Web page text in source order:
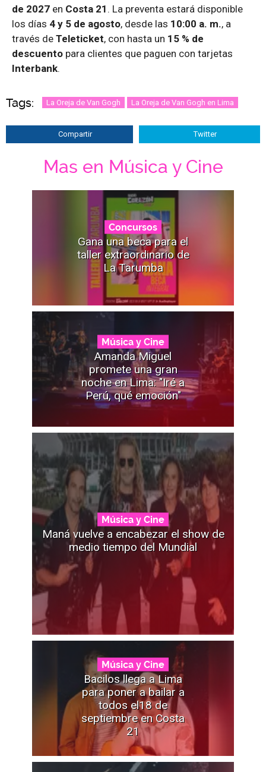
de 2027 en Costa 21 . La preventa estará disponible
los días 4 y 5 de agosto, desde las 10:00 a. m., a
través de Teleticket, con hasta un 15 % de
descuento para clientes que paguen con tarjetas
Interbank.
Tags: La Oreja de Van Gogh La Oreja de Van Gogh en Lima
Compartir Twitter
Mas en Música y Cine
Concursos
Gana una beca para el
taller extraordinario de
La Tarumba
Música y Cine
Amanda Miguel
promete una gran
noche en Lima: "Iré a
Perú, qué emoción"
Música y Cine
Maná vuelve a encabezar el show de
medio tiempo del Mundial
Música y Cine
Bacilos llega a Lima
para poner a bailar a
todos el18 de
septiembre en Costa
21